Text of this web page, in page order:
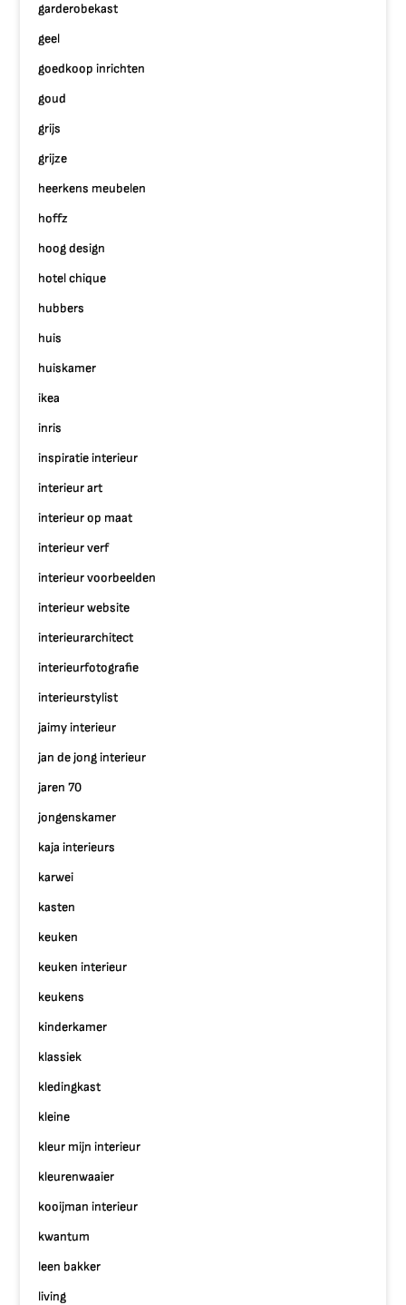
garderobekast
geel
goedkoop inrichten
goud
grijs
grijze
heerkens meubelen
hoffz
hoog design
hotel chique
hubbers
huis
huiskamer
ikea
inris
inspiratie interieur
interieur art
interieur op maat
interieur verf
interieur voorbeelden
interieur website
interieurarchitect
interieurfotografie
interieurstylist
jaimy interieur
jan de jong interieur
jaren 70
jongenskamer
kaja interieurs
karwei
kasten
keuken
keuken interieur
keukens
kinderkamer
klassiek
kledingkast
kleine
kleur mijn interieur
kleurenwaaier
kooijman interieur
kwantum
leen bakker
living